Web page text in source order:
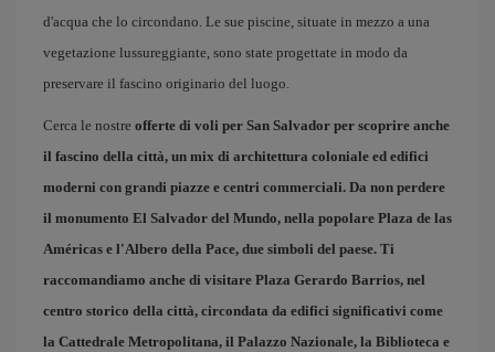
d'acqua che lo circondano. Le sue piscine, situate in mezzo a una
vegetazione lussureggiante, sono state progettate in modo da
preservare il fascino originario del luogo.
Cerca le nostre offerte di voli per San Salvador per scoprire anche
il fascino della città, un mix di architettura coloniale ed edifici
moderni con grandi piazze e centri commerciali. Da non perdere
il monumento El Salvador del Mundo, nella popolare Plaza de las
Américas e l'Albero della Pace, due simboli del paese. Ti
raccomandiamo anche di visitare Plaza Gerardo Barrios, nel
centro storico della città, circondata da edifici significativi come
la Cattedrale Metropolitana, il Palazzo Nazionale, la Biblioteca e